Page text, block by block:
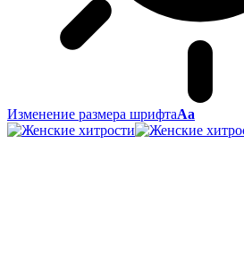
Изменение размера шрифтаАа